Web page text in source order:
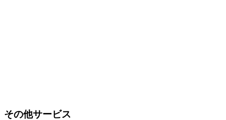
その他サービス